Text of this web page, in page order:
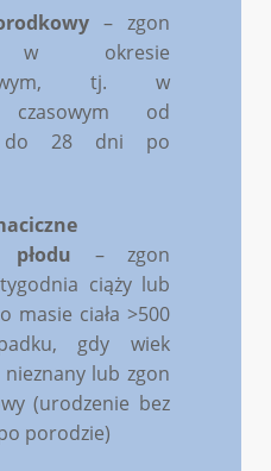
– zgon
w okresie
tj. w
czasowym od
do 28 dni po
płodu – zgon
ciąży lub
masie ciała >500
gdy wiek
lub zgon
(urodzenie bez
porodzie)